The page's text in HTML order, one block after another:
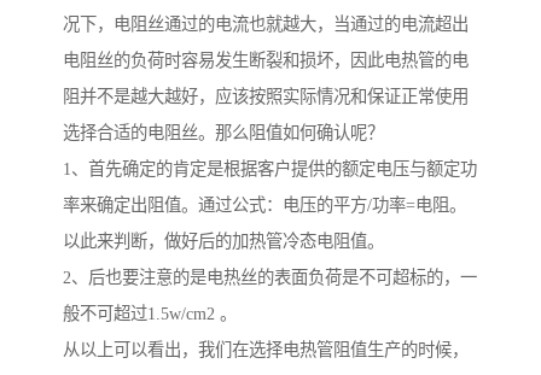
况下，电阻丝通过的电流也就越大，当通过的电流超出
电阻丝的负荷时容易发生断裂和损坏，因此电热管的电
阻并不是越大越好，应该按照实际情况和保证正常使用
选择合适的电阻丝。那么阻值如何确认呢？
1、首先确定的肯定是根据客户提供的额定电压与额定功
率来确定出阻值。通过公式：电压的平方/功率=电阻。
以此来判断，做好后的加热管冷态电阻值。
2、后也要注意的是电热丝的表面负荷是不可超标的，一
般不可超过1.5w/cm2 。
从以上可以看出，我们在选择电热管阻值生产的时候，